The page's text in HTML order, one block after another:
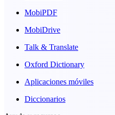
MobiPDF
MobiDrive
Talk & Translate
Oxford Dictionary
Aplicaciones móviles
Diccionarios